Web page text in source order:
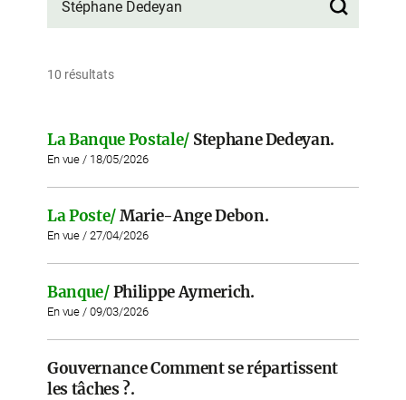
10 résultats
La Banque Postale/ Stephane Dedeyan.
En vue / 18/05/2026
La Poste/Marie-Ange Debon.
En vue / 27/04/2026
Banque/Philippe Aymerich.
En vue / 09/03/2026
Gouvernance Comment se répartissent
les tâches ?.